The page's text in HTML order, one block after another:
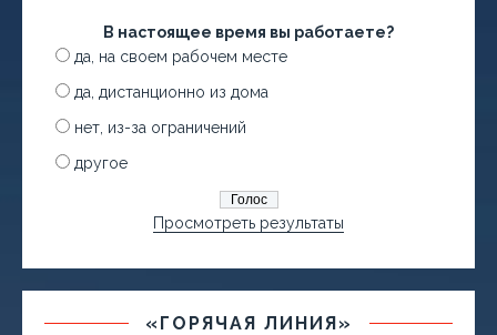
В настоящее время вы работаете?
да, на своем рабочем месте
да, дистанционно из дома
нет, из-за ограничений
другое
Просмотреть результаты
«ГОРЯЧАЯ ЛИНИЯ»